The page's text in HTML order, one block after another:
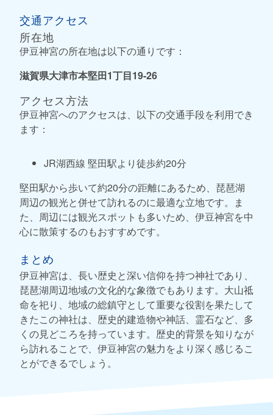
交通アクセス
所在地
伊豆神宮の所在地は以下の通りです：
滋賀県大津市本堅田1丁目19-26
アクセス方法
伊豆神宮へのアクセスは、以下の交通手段を利用でき
ます：
JR湖西線 堅田駅より徒歩約20分
堅田駅から歩いて約20分の距離にあるため、琵琶湖
周辺の観光と併せて訪れるのに最適な立地です。ま
た、周辺には観光スポットも多いため、伊豆神宮を中
心に散策するのもおすすめです。
まとめ
伊豆神宮は、長い歴史と深い信仰を持つ神社であり、
琵琶湖周辺地域の文化的な象徴でもあります。大山祗
命を祀り、地域の総鎮守として重要な役割を果たして
きたこの神社は、歴史的建造物や神話、霊石など、多
くの見どころを持っています。歴史的背景を知りなが
ら訪れることで、伊豆神宮の魅力をより深く感じるこ
とができるでしょう。